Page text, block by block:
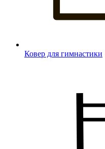
Ковер для гимнастики